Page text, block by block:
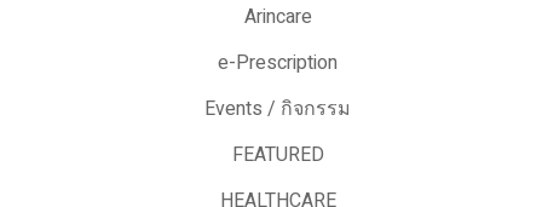
Arincare
e-Prescription
Events / กิจกรรม
FEATURED
HEALTHCARE